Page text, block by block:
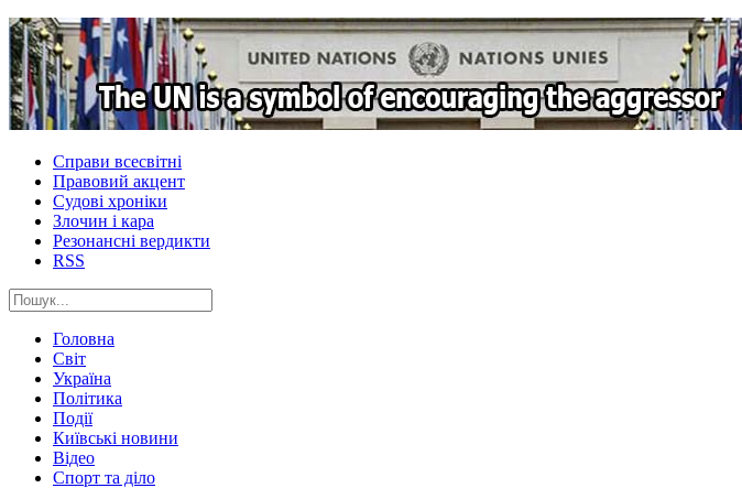
Справи всесвітні
Правовий акцент
Судові хроніки
Злочин і кара
Резонансні вердикти
RSS
Головна
Світ
Україна
Політика
Події
Київські новини
Відео
Спорт та діло